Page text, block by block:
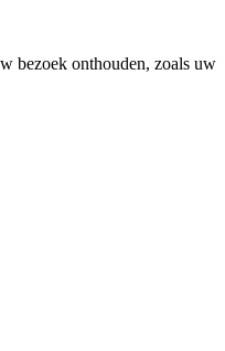
bezoek onthouden, zoals uw